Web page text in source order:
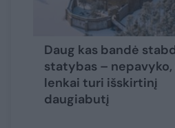
Daug kas bandė
statybas –
lenkai turi išskirtinį
daugiabutį